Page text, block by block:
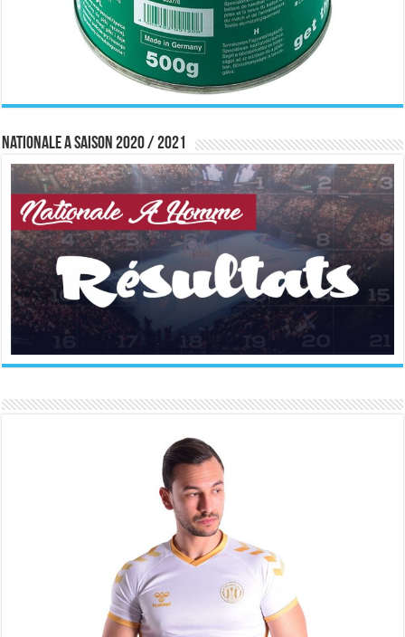
Nationale A saison 2020 / 2021